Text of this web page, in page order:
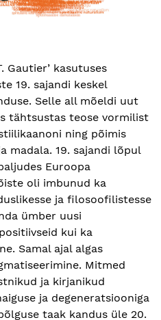
Gautier’ kasutuses
19. sajandi keskel
Selle all mõeldi uut
tähtsustas teose vormilist
ning põimis
madala. 19. sajandi lõpul
Euroopa
oli imbunud ka
ja filosoofilistesse
ümber uusi
kui ka
Samal ajal algas
Mitmed
ja kirjanikud
ja degeneratsiooniga
taak kandus üle 20.